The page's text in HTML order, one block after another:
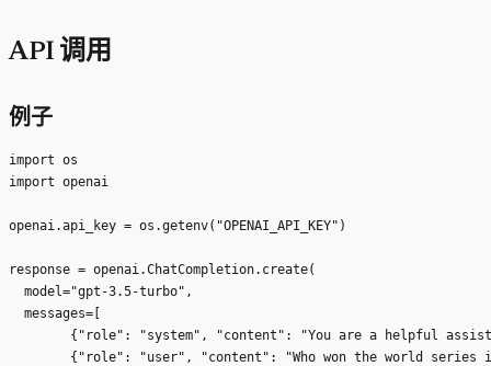
API 调用
例子
import os
import openai
openai.api_key = os.getenv("OPENAI_API_KEY")
response = openai.ChatCompletion.create(
  model="gpt-3.5-turbo",
  messages=[
{"role": "system", "content": "You are a helpful
{"role": "user", "content": "Who won the world series